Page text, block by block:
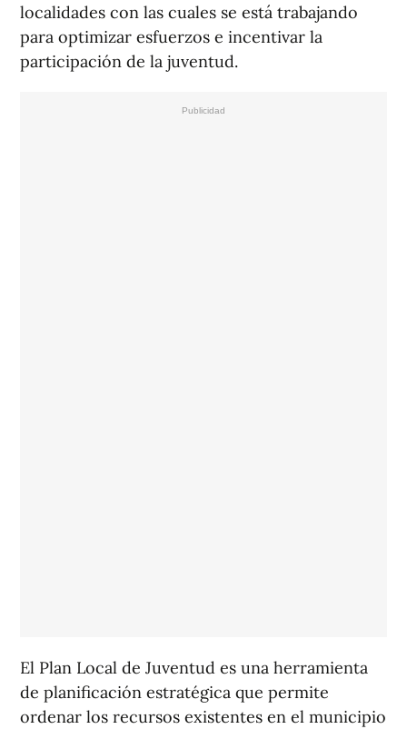
localidades con las cuales se está trabajando
para optimizar esfuerzos e incentivar la
participación de la juventud.
El Plan Local de Juventud es una herramienta
de planificación estratégica que permite
ordenar los recursos existentes en el municipio